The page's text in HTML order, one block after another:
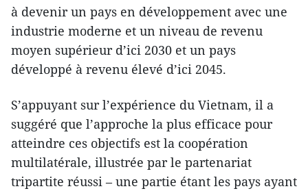
à devenir un pays en développement avec une
industrie moderne et un niveau de revenu
moyen supérieur d’ici 2030 et un pays
développé à revenu élevé d’ici 2045.
S’appuyant sur l’expérience du Vietnam, il a
suggéré que l’approche la plus efficace pour
atteindre ces objectifs est la coopération
multilatérale, illustrée par le partenariat
tripartite réussi – une partie étant les pays ayant